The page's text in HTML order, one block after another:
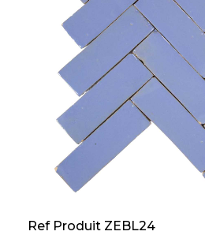
Ref Produit ZEBL24